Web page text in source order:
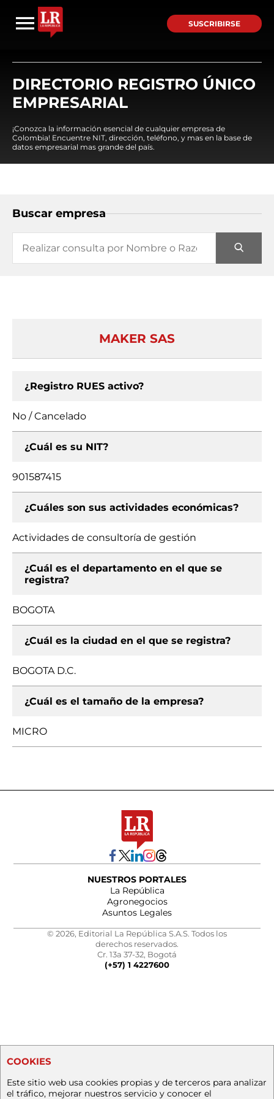
SUSCRIBIRSE
DIRECTORIO REGISTRO ÚNICO
EMPRESARIAL
¡Conozca la información esencial de cualquier empresa de
Colombia! Encuentre NIT, dirección, teléfono, y mas en la base de
datos empresarial mas grande del país.
Buscar empresa
MAKER SAS
¿Registro RUES activo?
No / Cancelado
¿Cuál es su NIT?
901587415
¿Cuáles son sus actividades económicas?
Actividades de consultoría de gestión
¿Cuál es el departamento en el que se
registra?
BOGOTA
¿Cuál es la ciudad en el que se registra?
BOGOTA D.C.
¿Cuál es el tamaño de la empresa?
MICRO
NUESTROS PORTALES
La República
Agronegocios
Asuntos Legales
© 2026, Editorial La República S.A.S. Todos los
derechos reservados.
Cr. 13a 37-32, Bogotá
(+57) 1 4227600
COOKIES
Este sitio web usa cookies propias y de terceros para analizar
el tráfico, mejorar nuestros servicio y conocer el